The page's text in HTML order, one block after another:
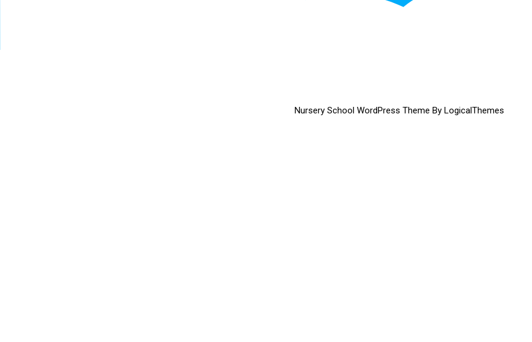
Nursery School WordPress Theme By LogicalThemes